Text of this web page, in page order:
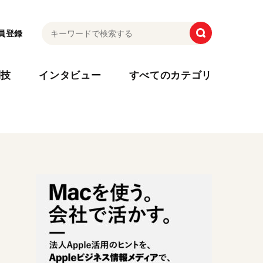
登録
インタビュー すべてのカテゴリ